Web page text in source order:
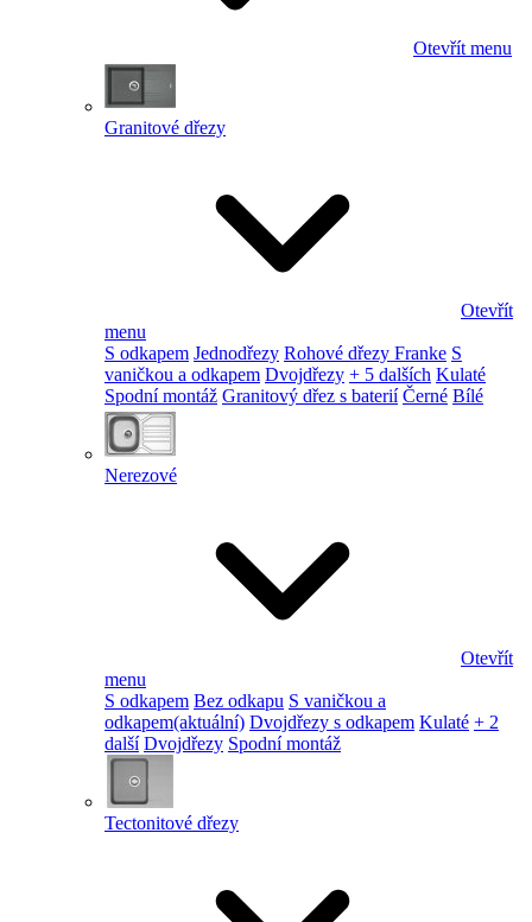
Otevřít menu
Granitové dřezy
Otevřít
menu
S odkapem Jednodřezy Rohové dřezy Franke S
vaničkou a odkapem Dvojdřezy + 5 dalších Kulaté
Spodní montáž Granitový dřez s baterií Černé Bílé
Nerezové
Otevřít
menu
S odkapem Bez odkapu S vaničkou a
odkapem(aktuální) Dvojdřezy s odkapem Kulaté + 2
další Dvojdřezy Spodní montáž
Tectonitové dřezy